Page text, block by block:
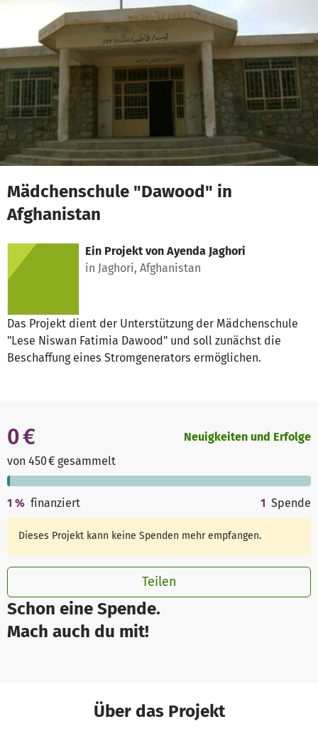
Zum Hauptinhalt springen
Erklärung zur Barrierefreiheit anzeigen
Mädchenschule "Dawood" in
Afghanistan
Ein Projekt von Ayenda Jaghori
in Jaghori, Afghanistan
Das Projekt dient der Unterstützung der Mädchenschule
"Lese Niswan Fatimia Dawood" und soll zunächst die
Beschaffung eines Stromgenerators ermöglichen.
Schon eine Spende.
Mach auch du mit!
0 €
von 450 € gesammelt
Neuigkeiten und Erfolge
1 % finanziert 1 Spende
Dieses Projekt kann keine Spenden mehr empfangen.
Teilen
Über das Projekt